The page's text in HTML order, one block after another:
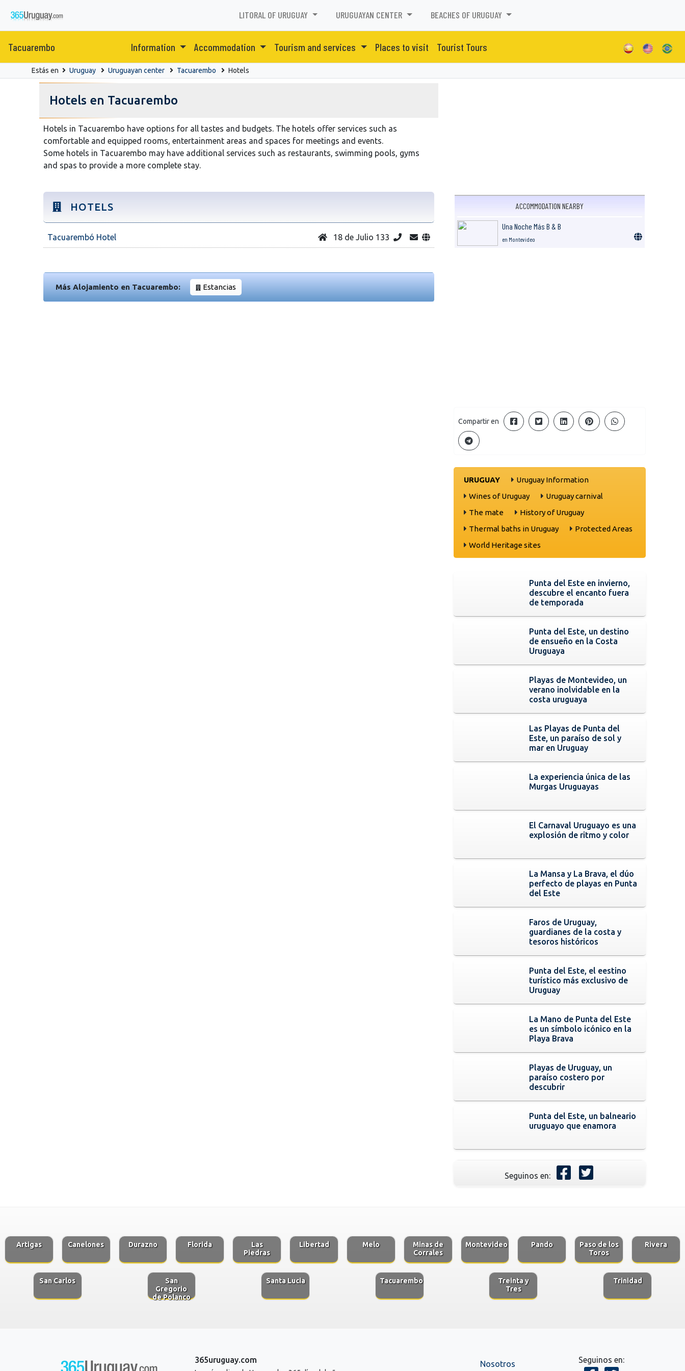
LITORAL OF URUGUAY URUGUAYAN CENTER BEACHES OF URUGUAY
Tacuarembo Information Accommodation Tourism and services Places to visit Tourist Tours
Estás en Uruguay Uruguayan center Tacuarembo Hotels
Hotels en Tacuarembo
Hotels in Tacuarembo have options for all tastes and budgets. The hotels offer services such as
comfortable and equipped rooms, entertainment areas and spaces for meetings and events.
Some hotels in Tacuarembo may have additional services such as restaurants, swimming pools, gyms
and spas to provide a more complete stay.
HOTELS
Tacuarembó Hotel 18 de Julio 133
Más Alojamiento en Tacuarembo: Estancias
ACCOMMODATION NEARBY
Una Noche Más B & B
en Montevideo
Compartir en
URUGUAY
Uruguay Information
Wines of Uruguay
Uruguay carnival
The mate
History of Uruguay
Thermal baths in Uruguay
Protected Areas
World Heritage sites
Punta del Este en invierno,
descubre el encanto fuera
de temporada
Punta del Este, un destino
de ensueño en la Costa
Uruguaya
Playas de Montevideo, un
verano inolvidable en la
costa uruguaya
Las Playas de Punta del
Este, un paraíso de sol y
mar en Uruguay
La experiencia única de las
Murgas Uruguayas
El Carnaval Uruguayo es una
explosión de ritmo y color
La Mansa y La Brava, el dúo
perfecto de playas en Punta
del Este
Faros de Uruguay,
guardianes de la costa y
tesoros históricos
Punta del Este, el eestino
turístico más exclusivo de
Uruguay
La Mano de Punta del Este
es un símbolo icónico en la
Playa Brava
Playas de Uruguay, un
paraíso costero por
descubrir
Punta del Este, un balneario
uruguayo que enamora
Seguinos en:
Artigas Canelones Durazno Florida
Las
Piedras
Libertad Melo
Minas de
Corrales
Montevideo Pando
Paso de los
Toros
Rivera
San Carlos
San
Gregorio
de Polanco
Santa Lucia Tacuarembo
Treinta y
Tres
Trinidad
365uruguay.com Nosotros Seguinos en: